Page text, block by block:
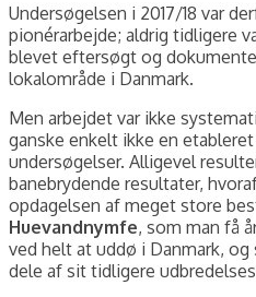
Undersøgelsen i 2017/18 var
pionérarbejde; aldrig tidligere
blevet eftersøgt og
lokalområde i Danmark.
Men arbejdet var ikke
ganske enkelt ikke en
undersøgelser. Alligevel
banebrydende resultater,
opdagelsen af meget store
Huevandnymfe, som man få
ved helt at uddø i Danmark,
dele af sit tidligere